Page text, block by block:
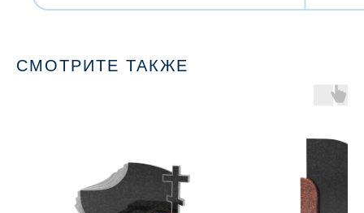
СМОТРИТЕ ТАКЖЕ